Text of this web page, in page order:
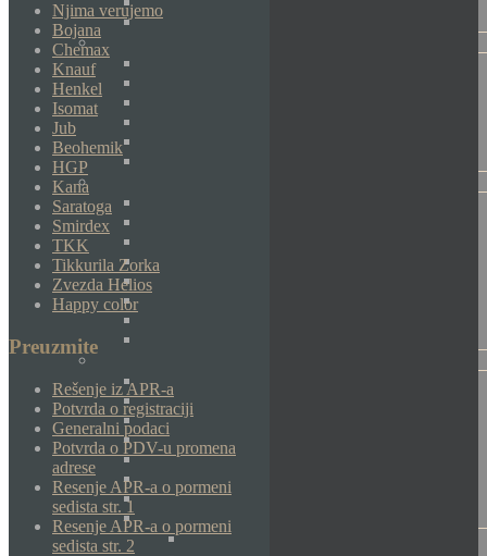
Njima verujemo
Bojana
Chemax
Knauf
Henkel
Isomat
Jub
Beohemik
HGP
Kana
Saratoga
Smirdex
TKK
Tikkurila Zorka
Zvezda Helios
Happy color
Preuzmite
Rešenje iz APR-a
Potvrda o registraciji
Generalni podaci
Potvrda o PDV-u promena
adrese
Resenje APR-a o pormeni
sedista str. 1
Resenje APR-a o pormeni
sedista str. 2